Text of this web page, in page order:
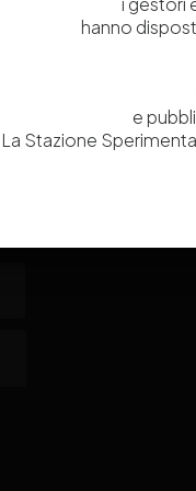
nel 1885, la
delle Pelli e delle materie
di Ricerca Nazionale
di Napoli, Toscana Nord-
hanno
e
La Stazione